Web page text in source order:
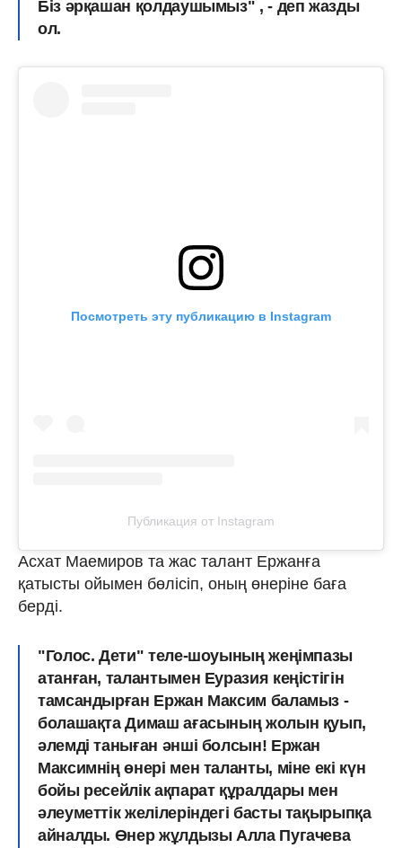
Біз əрқашан қолдаушымыз" , - деп жазды
ол.
Посмотреть эту публикацию в Instagram
Публикация от Instagram
Асхат Маемиров та жас талант Ержанға
қатысты ойымен бөлісіп, оның өнеріне баға
берді.
"Голос. Дети" теле-шоуының жеңімпазы
атанған, талантымен Еуразия кеңістігін
тамсандырған Ержан Максим баламыз -
болашақта Димаш ағасының жолын қуып,
әлемді таныған әнші болсын! Ержан
Максимнің өнері мен таланты, міне екі күн
бойы ресейлік ақпарат құралдары мен
әлеуметтік желілеріндегі басты тақырыпқа
айналды. Өнер жұлдызы Алла Пугачева